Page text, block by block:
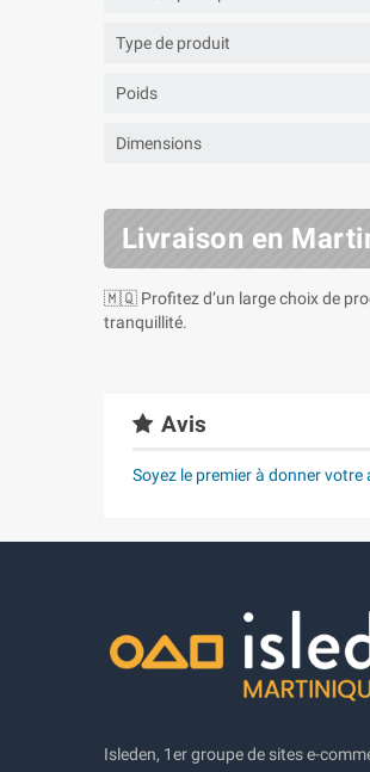
Type de produit
Poids
Dimensions
Livraison en
🇲🇶 Profitez d’un large choix de
tranquillité.
Avis
Soyez le premier à donner votre
Isleden, 1er groupe de sites e-